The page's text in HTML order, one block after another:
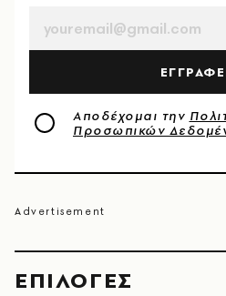
EΠΙΛΟΓΈΣ
Αποδέχομαι την
Προσωπικών